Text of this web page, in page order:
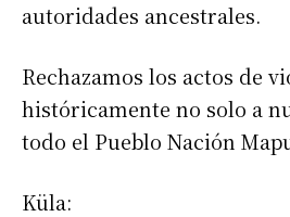
autoridades ancestrales.
Rechazamos los actos de
históricamente no solo a
todo el Pueblo Nación
Küla: